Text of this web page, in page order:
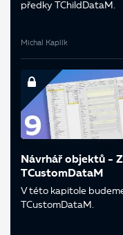
předky TChildDataM.
Michal Kaplík
Návrhář objektů -
TCustomDataM
V této kapitole
TCustomDataM.